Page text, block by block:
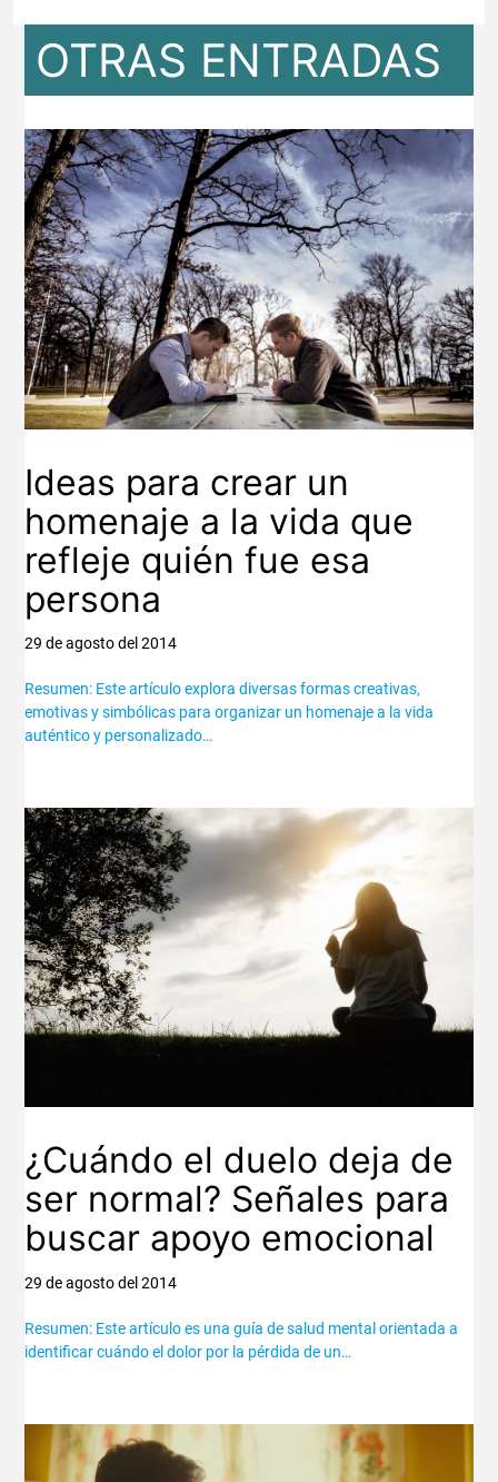
OTRAS ENTRADAS
Ideas para crear un
homenaje a la vida que
refleje quién fue esa
persona
29 de agosto del 2014
Resumen: Este artículo explora diversas formas creativas,
emotivas y simbólicas para organizar un homenaje a la vida
auténtico y personalizado…
¿Cuándo el duelo deja de
ser normal? Señales para
buscar apoyo emocional
29 de agosto del 2014
Resumen: Este artículo es una guía de salud mental orientada a
identificar cuándo el dolor por la pérdida de un…